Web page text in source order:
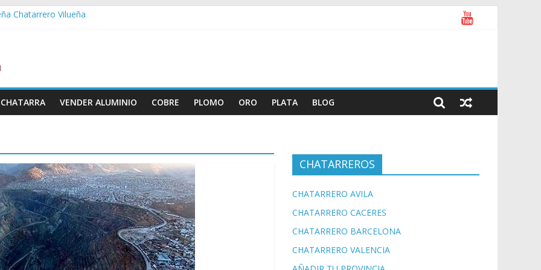
Chatarrero Vilueña
Chatarrero Zaida
Chatarrero Vistabella
VENDER ALUMINIO COBRE PLOMO ORO PLATA BLOG
CHATARREROS
CHATARRERO AVILA
CHATARRERO CACERES
CHATARRERO BARCELONA
CHATARRERO VALENCIA